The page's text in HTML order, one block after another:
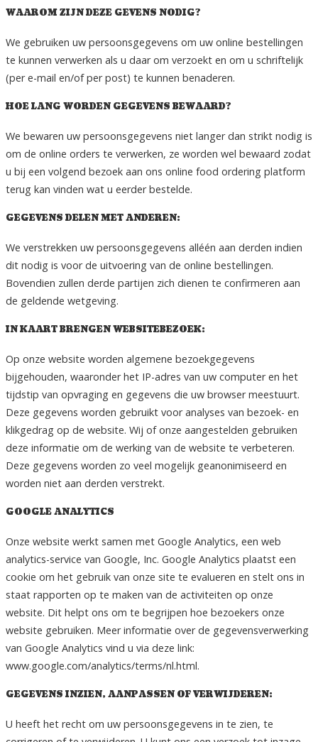
WAAROM ZIJN DEZE GEVENS NODIG?
We gebruiken uw persoonsgegevens om uw online bestellingen
te kunnen verwerken als u daar om verzoekt en om u schriftelijk
(per e-mail en/of per post) te kunnen benaderen.
HOE LANG WORDEN GEGEVENS BEWAARD?
We bewaren uw persoonsgegevens niet langer dan strikt nodig is
om de online orders te verwerken, ze worden wel bewaard zodat
u bij een volgend bezoek aan ons online food ordering platform
terug kan vinden wat u eerder bestelde.
GEGEVENS DELEN MET ANDEREN:
We verstrekken uw persoonsgegevens alléén aan derden indien
dit nodig is voor de uitvoering van de online bestellingen.
Bovendien zullen derde partijen zich dienen te confirmeren aan
de geldende wetgeving.
IN KAART BRENGEN WEBSITEBEZOEK:
Op onze website worden algemene bezoekgegevens
bijgehouden, waaronder het IP-adres van uw computer en het
tijdstip van opvraging en gegevens die uw browser meestuurt.
Deze gegevens worden gebruikt voor analyses van bezoek- en
klikgedrag op de website. Wij of onze aangestelden gebruiken
deze informatie om de werking van de website te verbeteren.
Deze gegevens worden zo veel mogelijk geanonimiseerd en
worden niet aan derden verstrekt.
GOOGLE ANALYTICS
Onze website werkt samen met Google Analytics, een web
analytics-service van Google, Inc. Google Analytics plaatst een
cookie om het gebruik van onze site te evalueren en stelt ons in
staat rapporten op te maken van de activiteiten op onze
website. Dit helpt ons om te begrijpen hoe bezoekers onze
website gebruiken. Meer informatie over de gegevensverwerking
van Google Analytics vind u via deze link:
www.google.com/analytics/terms/nl.html.
GEGEVENS INZIEN, AANPASSEN OF VERWIJDEREN:
U heeft het recht om uw persoonsgegevens in te zien, te